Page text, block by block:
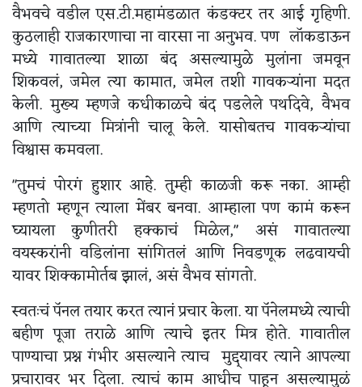
वैभवचे वडील एस.टी.महामंडळात कंडक्टर तर आई गृहिणी.
कुठलाही राजकारणाचा ना वारसा ना अनुभव. पण लॉकडाऊन
मध्ये गावातल्या शाळा बंद असल्यामुळे मुलांना जमवून
शिकवलं, जमेल त्या कामात, जमेल तशी गावकऱ्यांना मदत
केली. मुख्य म्हणजे कधीकाळचे बंद पडलेले पथदिवे, वैभव
आणि त्याच्या मित्रांनी चालू केले. यासोबतच गावकऱ्यांचा
विश्वास कमवला.
"तुमचं पोरगं हुशार आहे. तुम्ही काळजी करू नका. आम्ही
म्हणतो म्हणून त्याला मेंबर बनवा. आम्हाला पण कामं करून
घ्यायला कुणीतरी हक्काचं मिळेल," असं गावातल्या
वयस्करांनी वडिलांना सांगितलं आणि निवडणूक लढवायची
यावर शिक्कामोर्तब झालं, असं वैभव सांगतो.
स्वतःचं पॅनल तयार करत त्यानं प्रचार केला. या पॅनेलमध्ये त्याची
बहीण पूजा तराळे आणि त्याचे इतर मित्र होते. गावातील
पाण्याचा प्रश्न गंभीर असल्याने त्याच मुद्द्यावर त्याने आपल्या
प्रचारावर भर दिला. त्याचं काम आधीच पाहून असल्यामुळं